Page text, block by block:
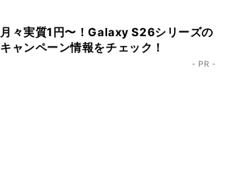
月々実質1円〜！Galaxy S26シリーズの
キャンペーン情報をチェック！
- PR -